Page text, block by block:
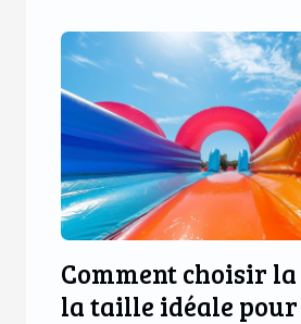
Comment choisir
la taille idéale